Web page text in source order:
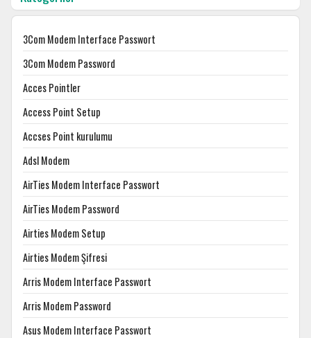
3Com Modem Interface Passwort
3Com Modem Password
Acces Pointler
Access Point Setup
Accses Point kurulumu
Adsl Modem
AirTies Modem Interface Passwort
AirTies Modem Password
Airties Modem Setup
Airties Modem Şifresi
Arris Modem Interface Passwort
Arris Modem Password
Asus Modem Interface Passwort